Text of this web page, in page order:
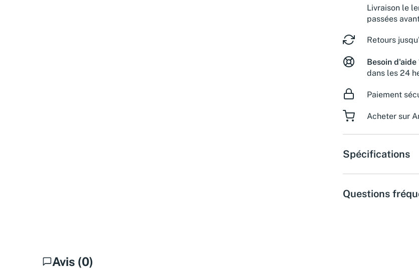
Livraison le
passées
Retours
Besoin d'aide
dans les 24
Paiement
Acheter sur
Spécifications
Questions
Avis (0)